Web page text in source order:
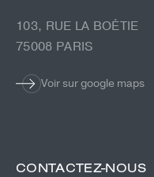
103, RUE LA BOÉTIE
75008 PARIS
Voir sur google maps
CONTACTEZ-NOUS